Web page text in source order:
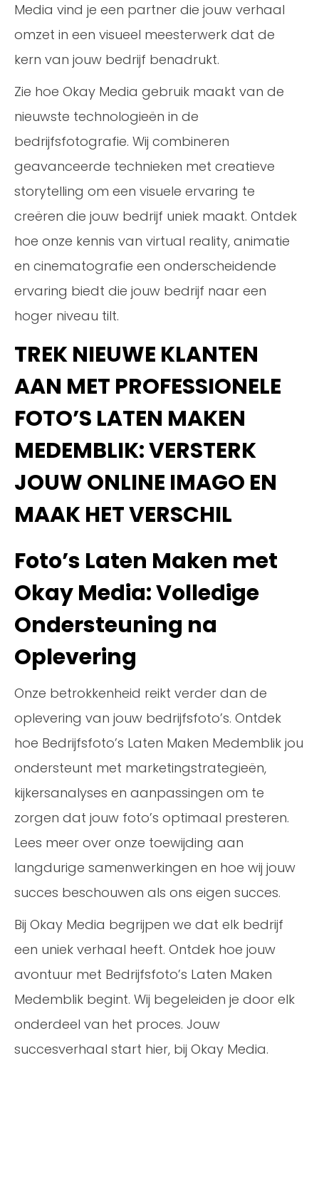
Media vind je een partner die jouw verhaal
omzet in een visueel meesterwerk dat de
kern van jouw bedrijf benadrukt.
Zie hoe Okay Media gebruik maakt van de
nieuwste technologieën in de
bedrijfsfotografie. Wij combineren
geavanceerde technieken met creatieve
storytelling om een visuele ervaring te
creëren die jouw bedrijf uniek maakt. Ontdek
hoe onze kennis van virtual reality, animatie
en cinematografie een onderscheidende
ervaring biedt die jouw bedrijf naar een
hoger niveau tilt.
TREK NIEUWE KLANTEN
AAN MET PROFESSIONELE
FOTO’S LATEN MAKEN
MEDEMBLIK: VERSTERK
JOUW ONLINE IMAGO EN
MAAK HET VERSCHIL
Foto’s Laten Maken met
Okay Media: Volledige
Ondersteuning na
Oplevering
Onze betrokkenheid reikt verder dan de
oplevering van jouw bedrijfsfoto’s. Ontdek
hoe Bedrijfsfoto’s Laten Maken Medemblik jou
ondersteunt met marketingstrategieën,
kijkersanalyses en aanpassingen om te
zorgen dat jouw foto’s optimaal presteren.
Lees meer over onze toewijding aan
langdurige samenwerkingen en hoe wij jouw
succes beschouwen als ons eigen succes.
Bij Okay Media begrijpen we dat elk bedrijf
een uniek verhaal heeft. Ontdek hoe jouw
avontuur met Bedrijfsfoto’s Laten Maken
Medemblik begint. Wij begeleiden je door elk
onderdeel van het proces. Jouw
succesverhaal start hier, bij Okay Media.